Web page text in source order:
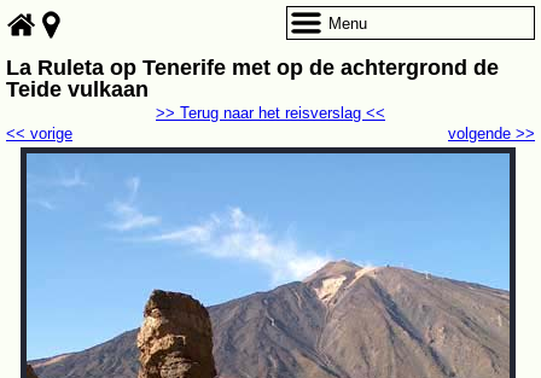
La Ruleta op Tenerife met op de achtergrond de
Teide vulkaan
volgende >>
<< vorige
>> Terug naar het reisverslag <<
Menu